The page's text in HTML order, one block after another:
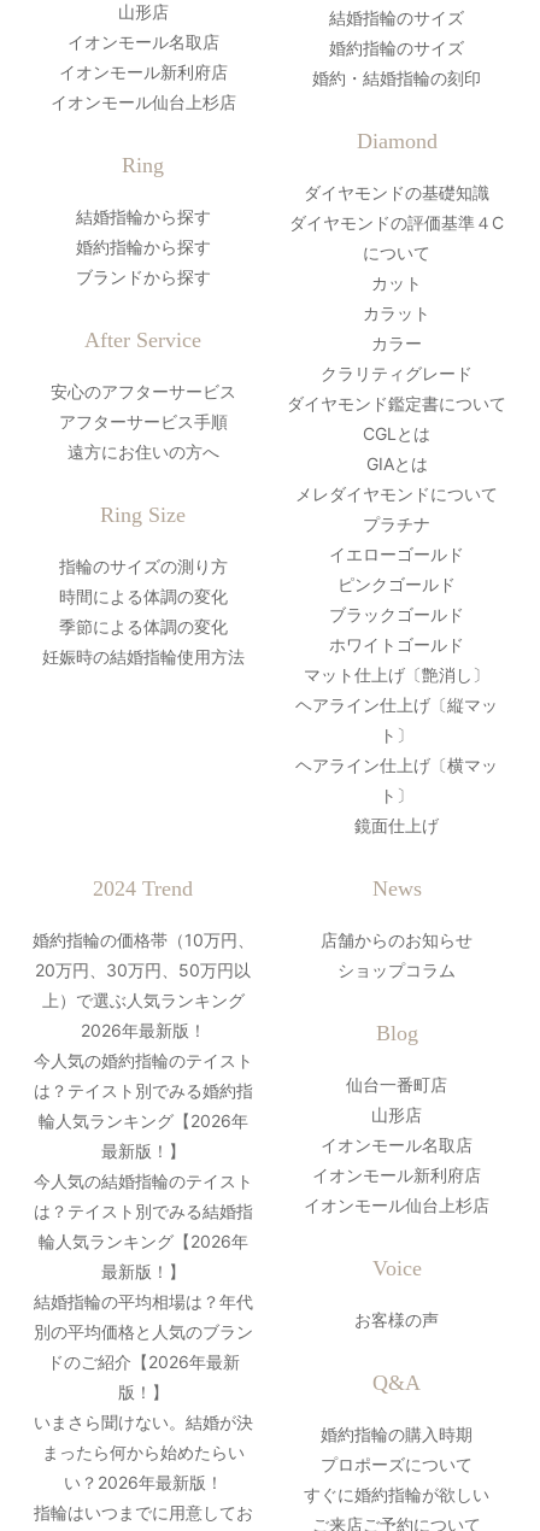
山形店
イオンモール名取店
イオンモール新利府店
イオンモール仙台上杉店
Ring
結婚指輪から探す
婚約指輪から探す
ブランドから探す
After Service
安心のアフターサービス
アフターサービス手順
遠方にお住いの方へ
Ring Size
指輪のサイズの測り方
時間による体調の変化
季節による体調の変化
妊娠時の結婚指輪使用方法
結婚指輪のサイズ
婚約指輪のサイズ
婚約・結婚指輪の刻印
Diamond
ダイヤモンドの基礎知識
ダイヤモンドの評価基準４C
について
カット
カラット
カラー
クラリティグレード
ダイヤモンド鑑定書について
CGLとは
GIAとは
メレダイヤモンドについて
プラチナ
イエローゴールド
ピンクゴールド
ブラックゴールド
ホワイトゴールド
マット仕上げ〔艶消し〕
ヘアライン仕上げ〔縦マッ
ト〕
ヘアライン仕上げ〔横マッ
ト〕
鏡面仕上げ
2024 Trend
婚約指輪の価格帯（10万円、
20万円、30万円、50万円以
上）で選ぶ人気ランキング
2026年最新版！
今人気の婚約指輪のテイスト
は？テイスト別でみる婚約指
輪人気ランキング【2026年
最新版！】
今人気の結婚指輪のテイスト
は？テイスト別でみる結婚指
輪人気ランキング【2026年
最新版！】
結婚指輪の平均相場は？年代
別の平均価格と人気のブラン
ドのご紹介【2026年最新
版！】
いまさら聞けない。結婚が決
まったら何から始めたらい
い？2026年最新版！
指輪はいつまでに用意してお
News
店舗からのお知らせ
ショップコラム
Blog
仙台一番町店
山形店
イオンモール名取店
イオンモール新利府店
イオンモール仙台上杉店
Voice
お客様の声
Q&A
婚約指輪の購入時期
プロポーズについて
すぐに婚約指輪が欲しい
ご来店ご予約について